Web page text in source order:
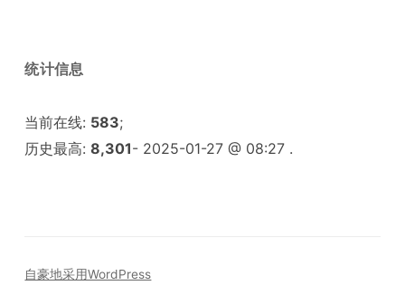
统计信息
当前在线: 583;
历史最高:8,301- 2025-01-27 @ 08:27 .
自豪地采用WordPress